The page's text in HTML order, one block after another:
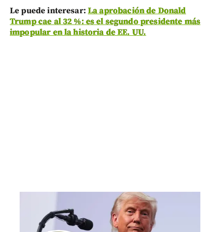
Le puede interesar: La aprobación de Donald
Trump cae al 32 %: es el segundo presidente más
impopular en la historia de EE. UU.